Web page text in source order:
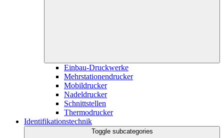
Einbau-Druckwerke
Mehrstationendrucker
Mobildrucker
Nadeldrucker
Schnittstellen
Thermodrucker
Identifikationstechnik
Toggle subcategories